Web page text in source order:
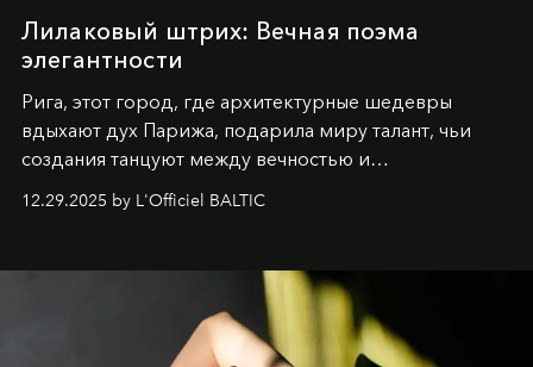
Лилаковый штрих: Вечная поэма
элегантности
Рига, этот город, где архитектурные шедевры
вдыхают дух Парижа, подарила миру талант, чьи
создания танцуют между вечностью и
12.29.2025 by L'Officiel BALTIC